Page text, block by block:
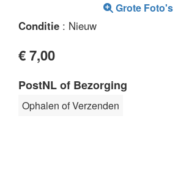
Grote Foto's
Conditie : Nieuw
€ 7,00
PostNL of Bezorging
Ophalen of Verzenden